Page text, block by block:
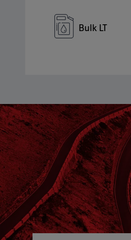
Bulk LT